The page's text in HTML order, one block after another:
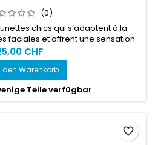
(0)
chics qui s’adaptent à la
faciales et offrent une sensation
lunettes confortables arena The
pour les jeunes nageuses de
fitness.
CHF
den Warenkorb
Teile verfügbar
favorite_border